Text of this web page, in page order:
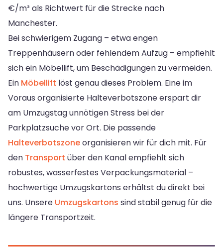
€/m³ als Richtwert für die Strecke nach
Manchester.
Bei schwierigem Zugang – etwa engen
Treppenhäusern oder fehlendem Aufzug – empfiehlt
sich ein Möbellift, um Beschädigungen zu vermeiden.
Ein Möbellift löst genau dieses Problem. Eine im
Voraus organisierte Halteverbotszone erspart dir
am Umzugstag unnötigen Stress bei der
Parkplatzsuche vor Ort. Die passende
Halteverbotszoneorganisieren wir für dich mit. Für
den Transport über den Kanal empfiehlt sich
robustes, wasserfestes Verpackungsmaterial –
hochwertige Umzugskartons erhältst du direkt bei
uns. Unsere Umzugskartons sind stabil genug für die
längere Transportzeit.